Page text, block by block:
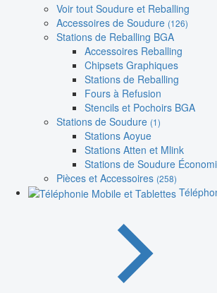
Voir tout Soudure et Reballing
Accessoires de Soudure (126)
Stations de Reballing BGA
Accessoires Reballing
Chipsets Graphiques
Stations de Reballing
Fours à Refusion
Stencils et Pochoirs BGA
Stations de Soudure (1)
Stations Aoyue
Stations Atten et Mlink
Stations de Soudure
Pièces et Accessoires (258)